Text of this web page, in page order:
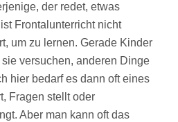
der redet, etwas
Frontalunterricht nicht
um zu lernen. Gerade Kinder
versuchen, anderen Dinge
hier bedarf es dann oft eines
Fragen stellt oder
Aber man kann oft das